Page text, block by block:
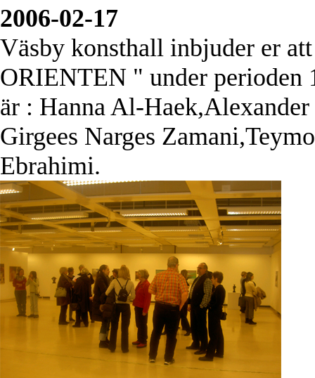
2006-02-17
Väsby konsthall inbjuder er
ORIENTEN " under perioden
är : Hanna Al-
Girgees Narges
Ebrahimi.